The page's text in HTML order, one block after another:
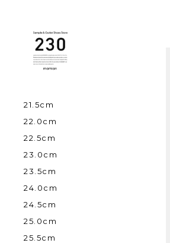
21.5cm
22.0cm
22.5cm
23.0cm
23.5cm
24.0cm
24.5cm
25.0cm
25.5cm